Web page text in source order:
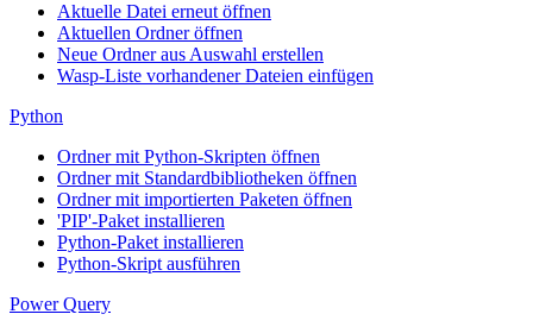
Aktuelle Datei erneut öffnen
Aktuellen Ordner öffnen
Neue Ordner aus Auswahl erstellen
Wasp-Liste vorhandener Dateien einfügen
Python
Ordner mit Python-Skripten öffnen
Ordner mit Standardbibliotheken öffnen
Ordner mit importierten Paketen öffnen
'PIP'-Paket installieren
Python-Paket installieren
Python-Skript ausführen
Power Query